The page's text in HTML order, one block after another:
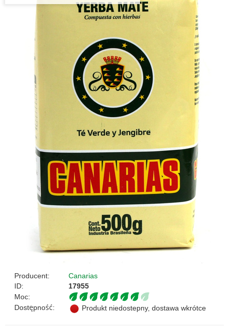
Producent:
Canarias
ID:
17955
Moc:
Dostępność:
Produkt niedostepny, dostawa wkrótce